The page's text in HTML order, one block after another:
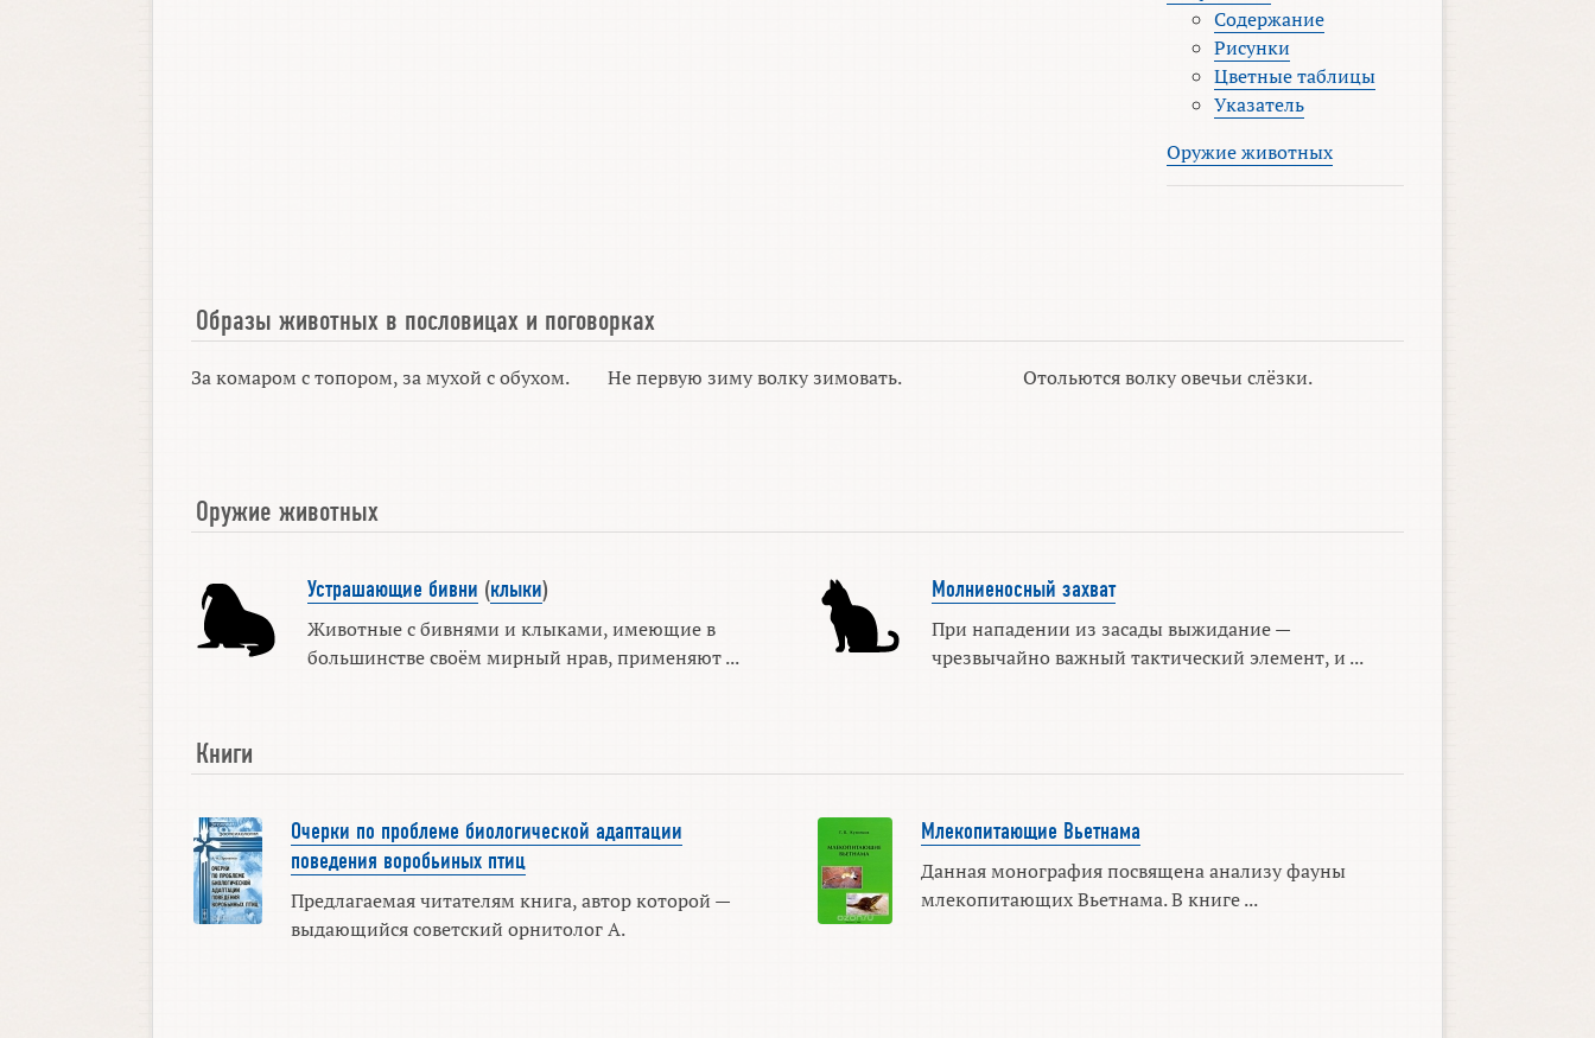
Содержание
Рисунки
Цветные таблицы
Указатель
Оружие животных
Образы животных в пословицах и поговорках
За комаром с топором, за мухой с обухом. Не первую зиму волку зимовать. Отольются волку овечьи слёзки.
Оружие животных
Устрашающие бивни (клыки)
Животные с бивнями и клыками, имеющие в
большинстве своём мирный нрав, применяют ...
Молниеносный захват
При нападении из засады выжидание —
чрезвычайно важный тактический элемент, и ...
Книги
Очерки по проблеме биологической адаптации
поведения воробьиных птиц
Предлагаемая читателям книга, автор которой —
выдающийся советский орнитолог А.
Млекопитающие Вьетнама
Данная монография посвящена анализу фауны
млекопитающих Вьетнама. В книге ...